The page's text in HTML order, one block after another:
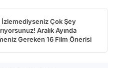
İzlemediyseniz Çok Şey
Aralık Ayında
Gereken 16 Film Önerisi